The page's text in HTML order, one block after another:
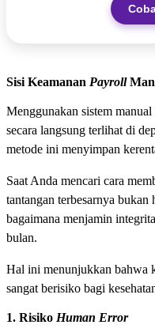
Sisi Keamanan Payroll
Menggunakan sistem
secara langsung terlihat di
metode ini menyimpan
Saat Anda mencari cara
tantangan terbesarnya bukan
bagaimana menjamin
bulan.
Hal ini menunjukkan bahwa
sangat berisiko bagi
1. Risiko Human Error